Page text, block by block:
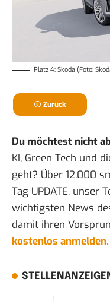
Platz 4: Skoda (Foto:
Zurück
Du möchtest nicht
KI, Green Tech und
geht? Über 12.000
Tag UPDATE, unser
wichtigsten News
damit ihren
kostenlos anmelden.